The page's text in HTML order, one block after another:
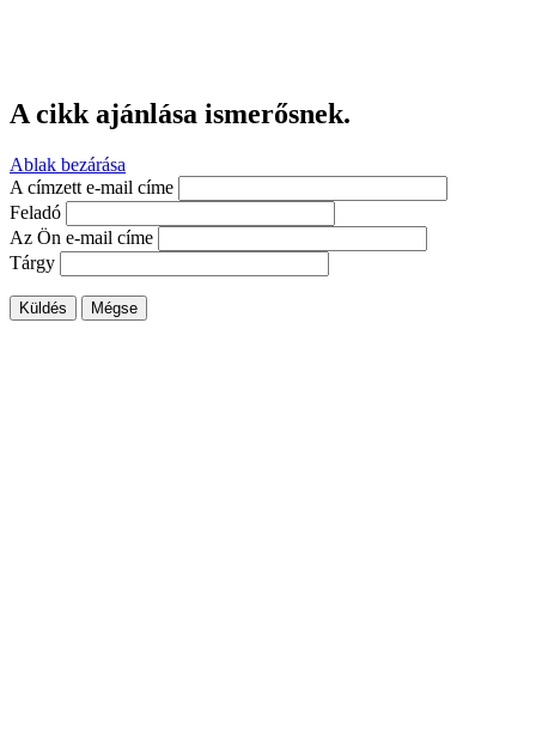
A cikk ajánlása ismerősnek.
Ablak bezárása
A címzett e-mail címe
Feladó
Az Ön e-mail címe
Tárgy
Küldés Mégse